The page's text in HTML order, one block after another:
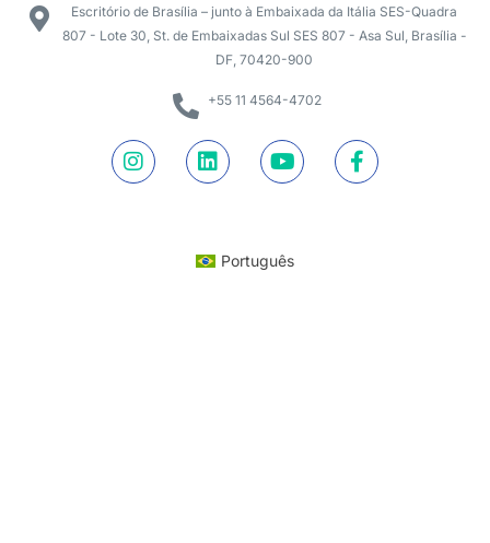
Escritório de Brasília – junto à Embaixada da Itália SES-Quadra
807 - Lote 30, St. de Embaixadas Sul SES 807 - Asa Sul, Brasília -
DF, 70420-900
+55 11 4564-4702
Português